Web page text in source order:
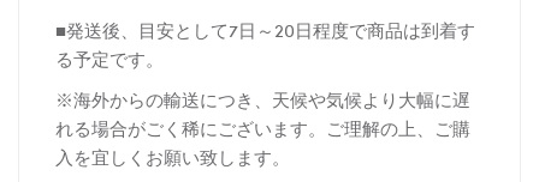
■発送後、目安として7日～20日程度で商品は到着す
る予定です。
※海外からの輸送につき、天候や気候より大幅に遅
れる場合がごく稀にございます。ご理解の上、ご購
入を宜しくお願い致します。